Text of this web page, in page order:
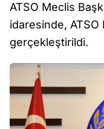
ATSO Meclis
idaresinde, ATSO
gerçekleştirildi.